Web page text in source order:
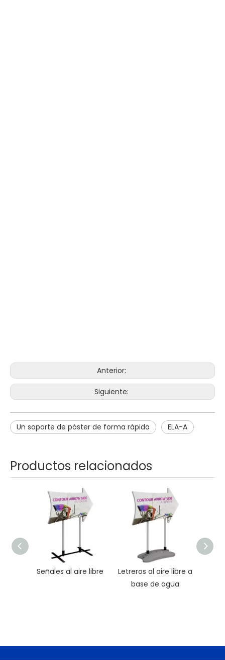
Anterior:
Siguiente:
Un soporte de póster de forma rápida ELA-A
Productos relacionados
Señales al aire libre
Letreros al aire libre a
base de agua